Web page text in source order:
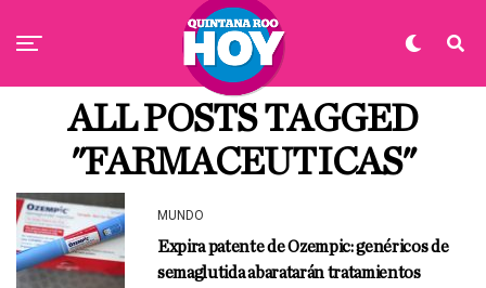
ALL POSTS TAGGED
"FARMACEUTICAS"
MUNDO
Expira patente de Ozempic: genéricos de
semaglutida abaratarán tratamientos